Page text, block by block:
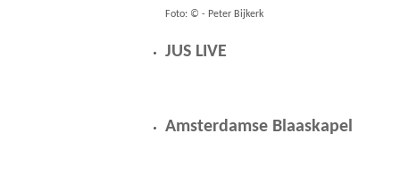
Foto: © - Peter Bijkerk
JUS LIVE
Amsterdamse Blaaskapel